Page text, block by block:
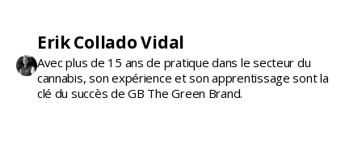
Erik Collado Vidal
Avec plus de 15 ans de pratique dans le secteur du
cannabis, son expérience et son apprentissage sont la
clé du succès de GB The Green Brand.